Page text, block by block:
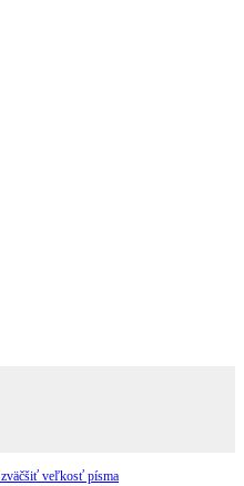
zväčšiť veľkosť písma